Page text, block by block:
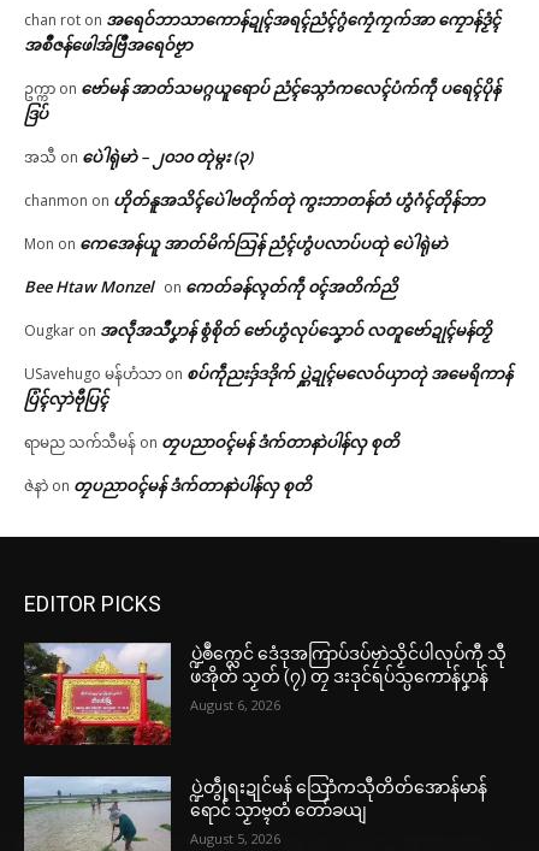
chan rot on အရေဝ်ဘာသာကောန်ဍုၚ်အရၚ်ညံၚ်ဂွံကၠေံကၠက်အာ ကၠောန်ဒၟံၚ်
အစဳဇန်ဖေါအ်ဗြဳအရေဝ်ဗၟာ
ဥက္ကာ on ဗော်မန် အာတ်သမဂ္ဂယူရောပ် ညံၚ်သ္ဂောံကလေၚ်ပံက်ကဵု ပရေၚ်ပိုန်
ဒြပ်
အသီ on ပေဲါရုဲမာဲ – ၂၀၁၀ တုဲမ္ဂး (၃)
chanmon on ဟိုတ်နူအသိၚ်ပေဲါဗတိုက်တုဲ ကွးဘာတန်တံ ဟွံဂံၚ်တိုန်ဘာ
Mon on ကေအေန်ယူ အာတ်မိက်သြန် ညံၚ်ဟွံပလာပ်ပထုဲ ပေဲါရုဲမာဲ
Bee Htaw Monzel on ကေတ်ခန်လ္ၚတ်ကဵု ၀ၚ်အတိက်ညိ
Ougkar on အလဵုအသဳပၞာန် စွံစိုတ် ဗော်ဟွံလုပ်သၞောဝ် လတူဗော်ဍုၚ်မန်တၟိ
USavehugo မန်ဟံသာ on စပ်ကဵုညးဒှ်ဒဒိုက် ပ္ဋဲဍုၚ်မလေဝ်ယှာတုဲ အမေရိကာန်
ပြံၚ်လှာဲဗီုပြၚ်
ရာမည သက်သီမန် on တၠပညာဝၚ်မန် ဒံက်တာနာဲပါန်လှ စုတိ
ဇဲနာဲ on တၠပညာဝၚ်မန် ဒံက်တာနာဲပါန်လှ စုတိ
EDITOR PICKS
ပ္ဍဲၜဳက္လေင် ဒေံဒုအကြာပ်ဒပ်ဗၠာဲသၟိင်ပါလုပ်ကီု သီု
ဖအိုတ် သၟတ် (၇) တၠ ဒးဒုင်ရပ်သ္ပကောန်ပၞာန်
August 6, 2026
ပ္ဍဲတွဵုရးဍုင်မန် သြောံကသီုတိတ်အောန်မာန်
ရောင် သၟာဗ္ၚတံ တော်ခယျ
August 5, 2026